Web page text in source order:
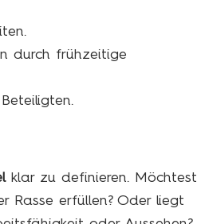
durch frühzeitige
klar zu definieren. Möchtest
Rasse erfüllen? Oder liegt